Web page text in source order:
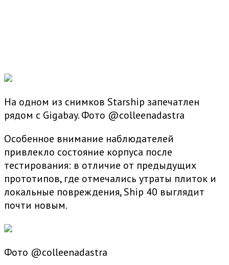
На одном из снимков Starship запечатлен
рядом с Gigabay. Фото @colleenadastra
Особенное внимание наблюдателей
привлекло состояние корпуса после
тестирования: в отличие от предыдущих
прототипов, где отмечались утраты плиток и
локальные повреждения, Ship 40 выглядит
почти новым.
Фото @colleenadastra